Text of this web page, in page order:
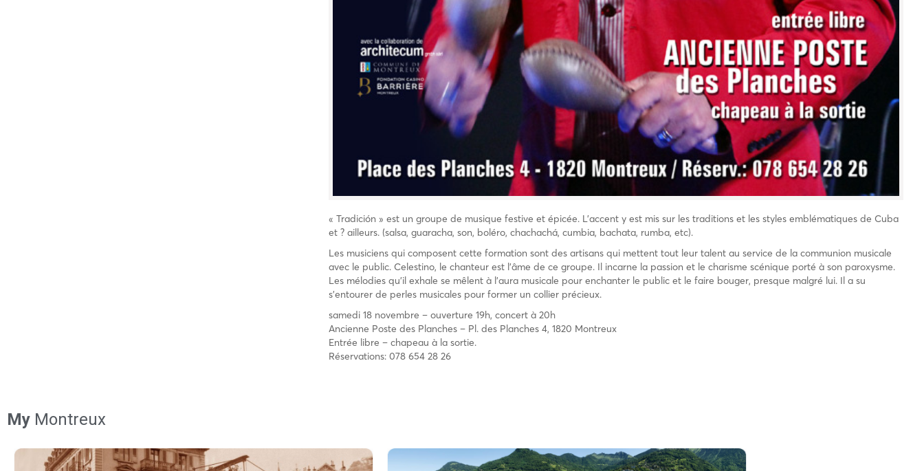
« Tradición » est un groupe de musique festive et épicée. L’accent y est mis sur les traditions et les styles emblématiques de Cuba
et ? ailleurs. (salsa, guaracha, son, boléro, chachachá, cumbia, bachata, rumba, etc).
Les musiciens qui composent cette formation sont des artisans qui mettent tout leur talent au service de la communion musicale
avec le public. Celestino, le chanteur est l’âme de ce groupe. Il incarne la passion et le charisme scénique porté à son paroxysme.
Les mélodies qu’il exhale se mêlent à l’aura musicale pour enchanter le public et le faire bouger, presque malgré lui. Il a su
s’entourer de perles musicales pour former un collier précieux.
samedi 18 novembre – ouverture 19h, concert à 20h
Ancienne Poste des Planches – Pl. des Planches 4, 1820 Montreux
Entrée libre – chapeau à la sortie.
Réservations: 078 654 28 26
My Montreux